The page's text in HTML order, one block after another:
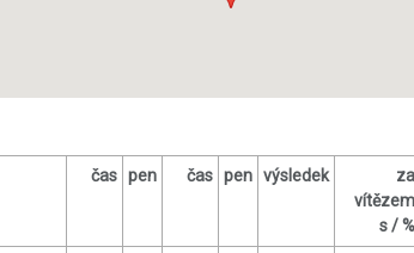
čas pen čas pen výsledek
za
vítězem
s / %